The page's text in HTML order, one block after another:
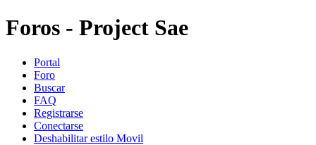
Foros - Project Sae
Portal
Foro
Buscar
FAQ
Registrarse
Conectarse
Deshabilitar estilo Movil